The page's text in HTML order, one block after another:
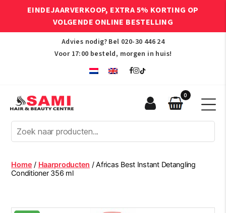
EINDEJAARVERKOOP, EXTRA 5% KORTING OP
VOLGENDE ONLINE BESTELLING
Advies nodig? Bel 020-30 446 24
Voor 17:00 besteld, morgen in huis!
Afro
Hair
Beauty
Centre
0
Home / Haarproducten / Africas Best Instant Detangling
Conditioner 356 ml